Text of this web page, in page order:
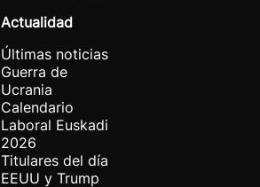
Actualidad
Últimas noticias
Guerra de
Ucrania
Calendario
Laboral Euskadi
2026
Titulares del día
EEUU y Trump